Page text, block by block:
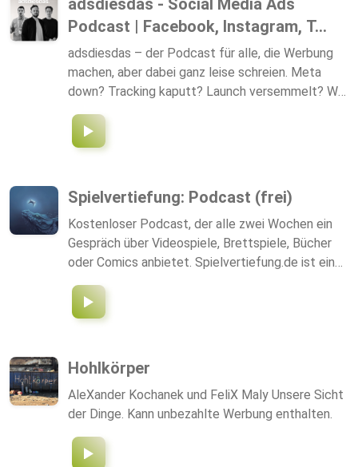
Agentur gründen möchten, freut euch über DIE
Blaupause für eine erfolgreiche Gründung.
adsdiesdas - Social Media Ads
Podcast | Facebook, Instagram, T...
adsdiesdas – der Podcast für alle, die Werbung
machen, aber dabei ganz leise schreien. Meta
down? Tracking kaputt? Launch versemmelt? We
feel you. Daniel & Julian reden über Social Media,
Ads, Performance Marketing + all den anderen
Zirkus zwischen Funnels, Kundenbriefings und
Social Media machst und innerlich kündigen willst,
bist du hier genau richtig. Jeden adsdienstag
(theoretisch). Abonniere, damit dein Algorithmus
wenigstens EINMAL was Gutes tut.
Spielvertiefung: Podcast (frei)
Kostenloser Podcast, der alle zwei Wochen ein
Gespräch über Videospiele, Brettspiele, Bücher
oder Comics anbietet. Spielvertiefung.de ist ein
unabhängiges Magazin von Jörg Luibl, in dem die
Kultur und nicht der Klick relevant ist. Es
verzichtet komplett auf Werbung oder über KI
Reichweiten-Journalismus ist nur dank der
Unterstützer über Steady möglich. Ein Abo für die
exklusiven Inhalten gibt es hier:
https://steady.page/de/spielvertiefung/about
Hohlkörper
AleXander Kochanek und FeliX Maly Unsere Sicht
der Dinge. Kann unbezahlte Werbung enthalten.